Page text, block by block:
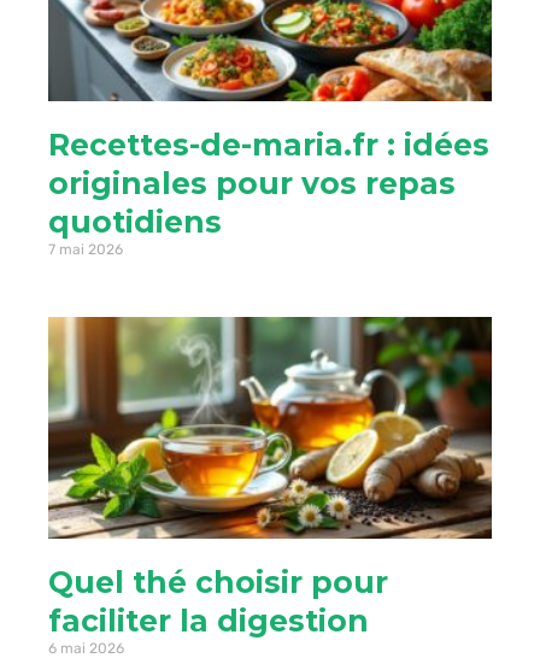
Recettes-de-maria.fr : idées
originales pour vos repas
quotidiens
7 mai 2026
Quel thé choisir pour
faciliter la digestion
6 mai 2026